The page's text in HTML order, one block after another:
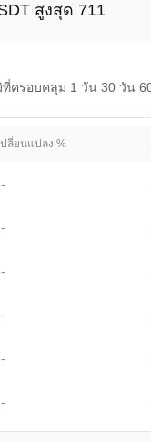
สูงสุด 711
รอบคลุม 1 วัน 30 วัน
ปลี่ยนแปลง %